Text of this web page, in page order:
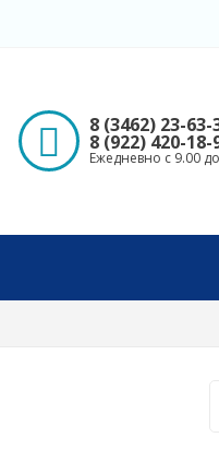
8 (3462) 23-63-
8 (922) 420-
Ежедневно с 9.00